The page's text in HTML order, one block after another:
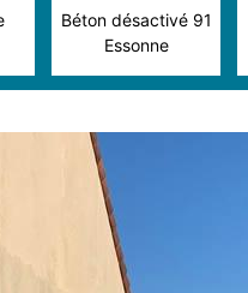
Béton désactivé 91
Essonne